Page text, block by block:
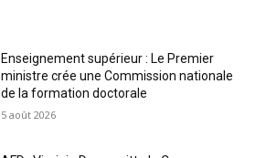
Enseignement supérieur : Le Premier
ministre crée une Commission nationale
de la formation doctorale
5 août 2026